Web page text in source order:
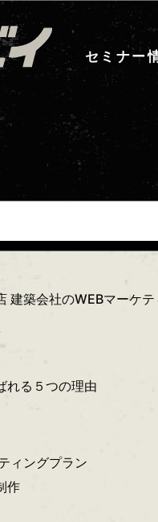
セミナー
建築会社のWEBマーケ
れる５つの理由
ィングプラン
作